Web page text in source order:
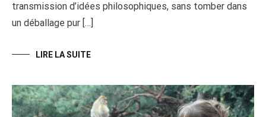
transmission d’idées philosophiques, sans tomber dans
un déballage pur […]
LIRE LA SUITE